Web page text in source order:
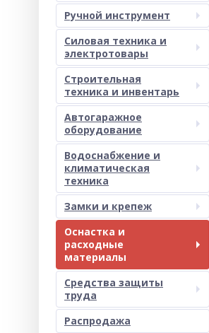
Ручной инструмент
Силовая техника и
электротовары
Строительная
техника и инвентарь
Автогаражное
оборудование
Водоснабжение и
климатическая
техника
Замки и крепеж
Оснастка и
расходные
материалы
Средства защиты
труда
Распродажа